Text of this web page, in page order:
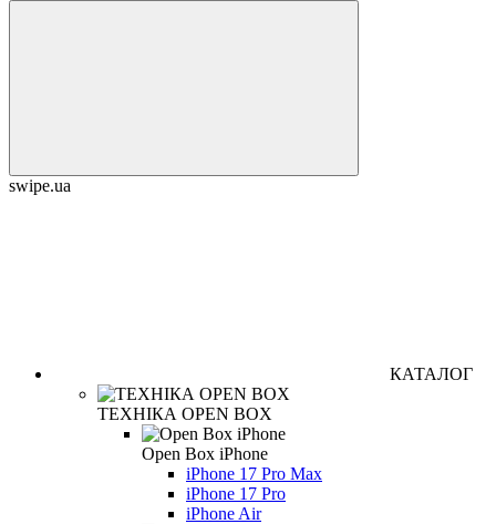
swipe.ua
КАТАЛОГ
ТЕХНІКА OPEN BOX
Open Box iPhone
iPhone 17 Pro Max
iPhone 17 Pro
iPhone Air